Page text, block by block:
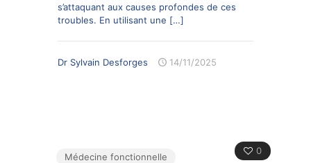
s’attaquant aux causes profondes de ces
troubles. En utilisant une […]
Dr Sylvain Desforges 14/11/2025
0
Médecine fonctionnelle